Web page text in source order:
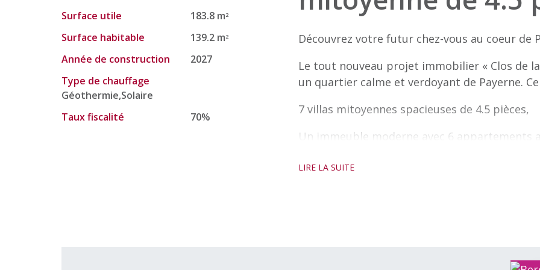
Surface utile 183.8 m2
Surface habitable 139.2 m2
Année de construction
2027
Type de chauffage
Géothermie,Solaire
Taux fiscalité
70%
Découvrez votre futur chez-vous au coeur de
Le tout nouveau projet immobilier « Clos de
un quartier calme et verdoyant de Payerne.
7 villas mitoyennes spacieuses de 4.5 pièces,
Un immeuble moderne avec 6 appartements
Les finitions, tant pour les villas que pour les
Chaque villa est vendue avec deux places de
LIRE LA SUITE